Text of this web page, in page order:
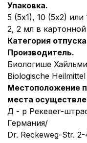
Упаковка.
5 (5х1), 10 (5х2)
2, 2 мл в
Категория
Производитель.
Биологише
Biologische
Местоположение
места
Д - р Рекевег-
Германия/
Dr. Reckeweg-Str.